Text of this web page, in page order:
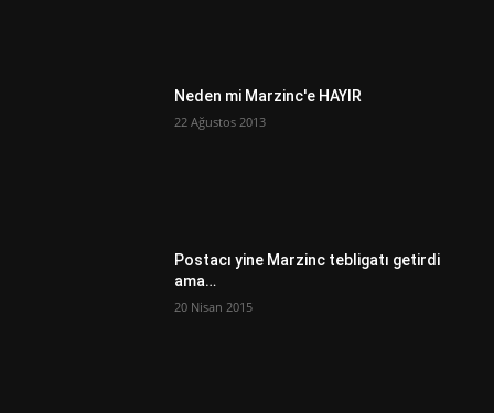
Neden mi Marzinc'e HAYIR
22 Ağustos 2013
Postacı yine Marzinc tebligatı getirdi
ama…
20 Nisan 2015